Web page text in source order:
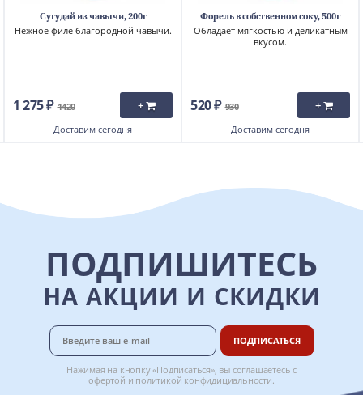
Сугудай из чавычи, 200г
Нежное филе благородной чавычи.
1 275 ₽ 1420 +
Доставим сегодня
Форель в собственном соку, 500г
Обладает мягкостью и деликатным
вкусом.
520 ₽ 930 +
Доставим сегодня
ПОДПИШИТЕСЬ
НА АКЦИИ И СКИДКИ
ПОДПИСАТЬСЯ
Нажимая на кнопку «Подписаться», вы соглашаетесь с
офертой и политикой конфидициальности.